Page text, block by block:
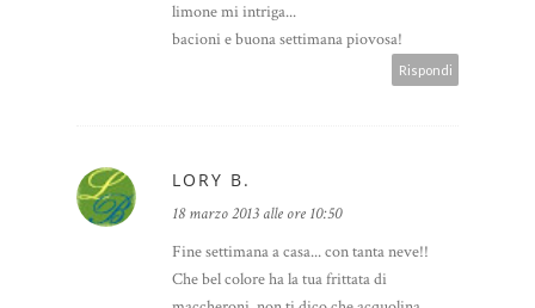
limone mi intriga...
bacioni e buona settimana piovosa!
Rispondi
LORY B.
18 marzo 2013 alle ore 10:50
Fine settimana a casa... con tanta neve!!
Che bel colore ha la tua frittata di